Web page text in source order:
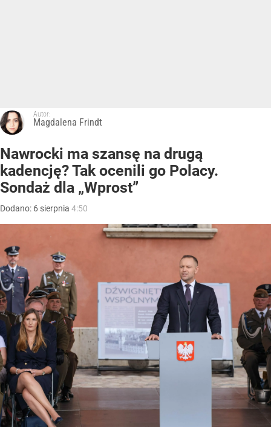
Autor:
Magdalena Frindt
Nawrocki ma szansę na drugą
kadencję? Tak ocenili go Polacy.
Sondaż dla „Wprost”
Dodano: 6 sierpnia 4:50